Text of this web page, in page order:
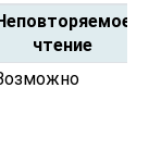
чтение